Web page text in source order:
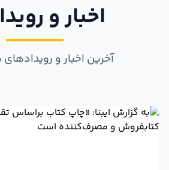
اخبار و
آخرین اخبار و رویدادهای